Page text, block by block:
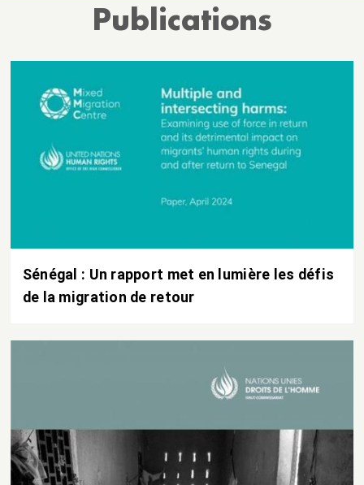
Publications
Sénégal : Un rapport met en lumière les défis
de la migration de retour